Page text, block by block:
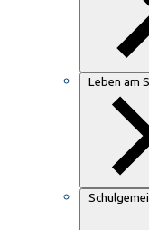
Leben am